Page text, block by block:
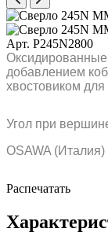
Арт. P245N2800
добавлением
хвостовиком
Угол при
OSAWA (Италия)
Распечатать